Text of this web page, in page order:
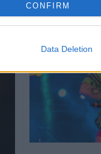
CONFIRM
Data Deletion